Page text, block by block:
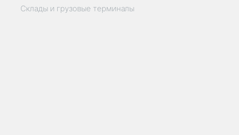
Склады и грузовые терминалы